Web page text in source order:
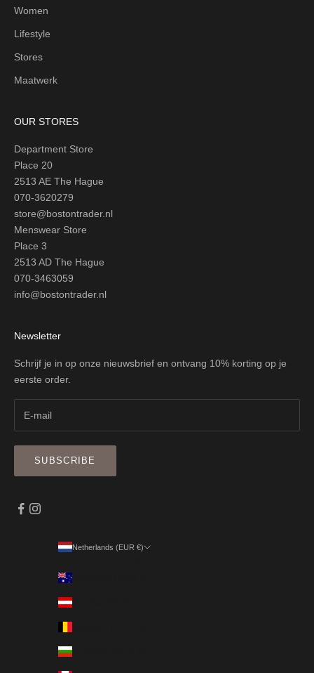
Women
Lifestyle
Stores
Maatwerk
OUR STORES
Department Store
Place 20
2513 AE The Hague
070-3620279
store@bostontrader.nl
Menswear Store
Place 3
2513 AD The Hague
070-3463059
info@bostontrader.nl
Newsletter
Schrijf je in op onze nieuwsbrief en ontvang 10% korting op je
eerste order.
SUBSCRIBE
Netherlands (EUR €)
Australia (EUR €)
Austria (EUR €)
Bulgaria (EUR €)